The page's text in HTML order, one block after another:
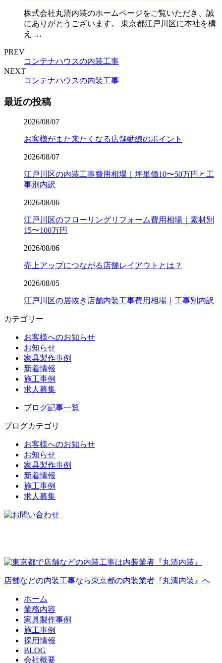
株式会社丸清内装のホームページをご覧いただき、誠
にありがとうございます。 東京都江戸川区に本社を構
え …
PREV
コンテナハウスの内装工事
NEXT
コンテナハウスの内装工事
最近の投稿
2026/08/07
お客様がまた来たくなる店舗動線のポイント
2026/08/07
江戸川区の内装工事費用相場｜坪単価10〜50万円と工
事別内訳
2026/08/06
江戸川区のフローリングリフォーム費用相場｜素材別
15〜100万円
2026/08/06
売上アップにつながる店舗レイアウトとは？
2026/08/05
江戸川区の居抜き店舗内装工事費用相場｜工事別内訳
カテゴリー
お客様へのお知らせ
お知らせ
家具製作事例
新着情報
施工事例
求人募集
ブログ記事一覧
ブログカテゴリ
お客様へのお知らせ
お知らせ
家具製作事例
新着情報
施工事例
求人募集
店舗などの内装工事なら東京都の内装業者『丸清内装』へ
ホーム
業務内容
家具製作事例
施工事例
採用情報
BLOG
会社概要